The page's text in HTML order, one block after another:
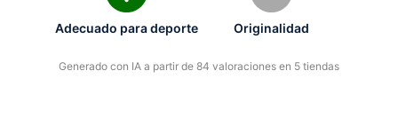
Adecuado para deporte Originalidad
Generado con IA a partir de 84 valoraciones en 5 tiendas